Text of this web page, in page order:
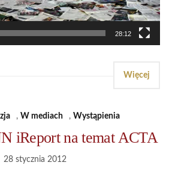
28:12
Więcej
, W mediach , Wystąpienia
iReport na temat ACTA
28 stycznia 2012